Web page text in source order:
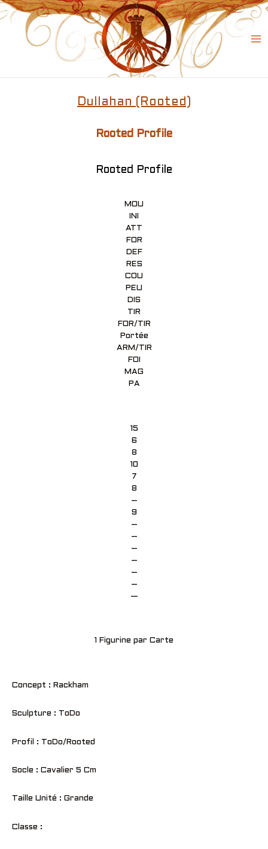
Skip
to
content
Dullahan (Rooted)
Rooted Profile
Rooted Profile
MOU
INI
ATT
FOR
DEF
RES
COU
PEU
DIS
TIR
FOR/TIR
Portée
ARM/TIR
FOI
MAG
PA
15
6
8
10
7
8
–
9
–
–
–
–
–
–
—
1 Figurine par Carte
Concept : Rackham
Sculpture : ToDo
Profil : ToDo/Rooted
Socle : Cavalier 5 Cm
Taille Unité : Grande
Classe :